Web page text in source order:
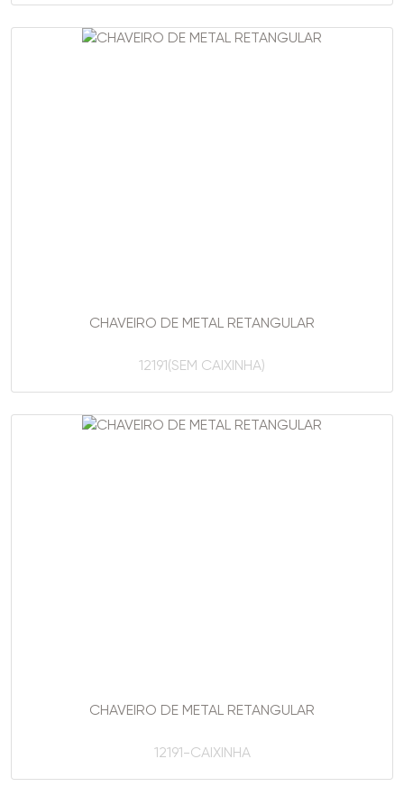
CHAVEIRO DE METAL RETANGULAR
12191(SEM CAIXINHA)
CHAVEIRO DE METAL RETANGULAR
12191-CAIXINHA